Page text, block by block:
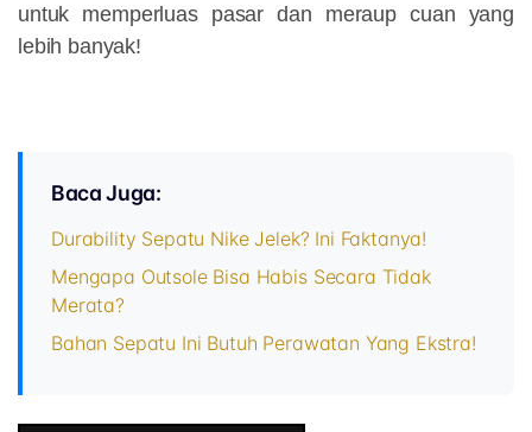
untuk memperluas pasar dan meraup cuan yang
lebih banyak!
Baca Juga:
Durability Sepatu Nike Jelek? Ini Faktanya!
Mengapa Outsole Bisa Habis Secara Tidak
Merata?
Bahan Sepatu Ini Butuh Perawatan Yang Ekstra!